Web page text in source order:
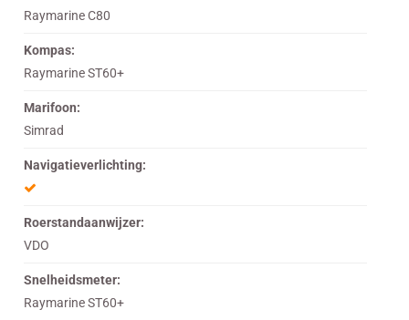
Raymarine C80
Kompas:
Raymarine ST60+
Marifoon:
Simrad
Navigatieverlichting:
Roerstandaanwijzer:
VDO
Snelheidsmeter:
Raymarine ST60+